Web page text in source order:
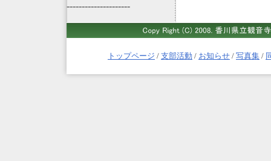
---------------------
トップページ / 支部活動 / お知らせ / 写真集 /